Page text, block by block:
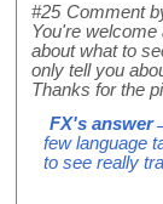
#25 Comment
You're
about what to
only tell you
Thanks for the
FX's answer
few language
to see really